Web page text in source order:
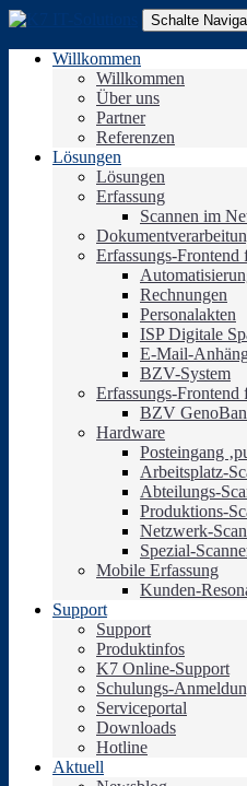
Schalte
Willkommen
Willkommen
Über uns
Partner
Referenzen
Lösungen
Lösungen
Erfassung
Scannen im
Erfassungs-Frontend
Rechnungen
Personalakten
ISP Digitale
E-Mail-
BZV-System
Erfassungs-Frontend
BZV
Hardware
Posteingang
Arbeitsplatz-
Abteilungs-
Produktions-
Netzwerk-
Spezial-
Mobile Erfassung
Kunden-
Support
Support
Produktinfos
K7 Online-Support
Schulungs-
Serviceportal
Downloads
Hotline
Aktuell